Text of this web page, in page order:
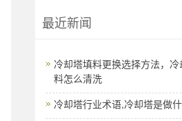
最近新闻
冷却塔填料更换选择方法，冷
料怎么清洗
冷却塔行业术语,冷却塔是做